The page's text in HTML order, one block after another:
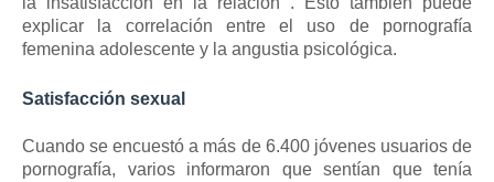
explicar la correlación entre el uso de pornografía
femenina adolescente y la angustia psicológica.
Satisfacción sexual
Cuando se encuestó a más de 6.400 jóvenes usuarios de
pornografía, varios informaron que sentían que tenía